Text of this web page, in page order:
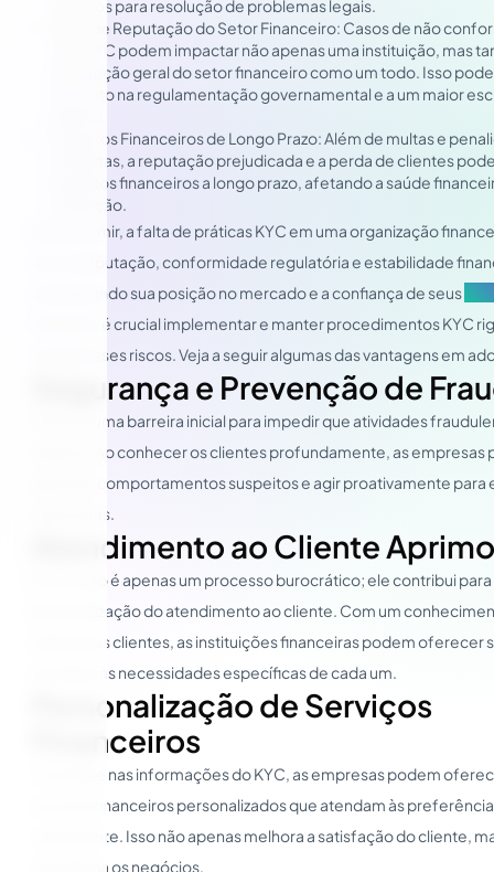
recursos para resolução de problemas legais.
Risco de Reputação do Setor Financeiro: Casos de não
com KYC podem impactar não apenas uma instituição, mas
percepção geral do setor financeiro como um todo. Isso
aumento na regulamentação governamental e a um maior
Impactos Financeiros de Longo Prazo: Além de multas e
imediatas, a reputação prejudicada e a perda de clientes
impactos financeiros a longo prazo, afetando a saúde
instituição.
Para resumir, a falta de práticas KYC em uma organização
risco a reputação, conformidade regulatória e estabilidade
prejudicando sua posição no mercado e a confiança de seus
Portanto, é crucial implementar e manter procedimentos KYC
mitigar esses riscos. Veja a seguir algumas das vantagens em
Segurança e Prevenção de
O KYC é uma barreira inicial para impedir que atividades
sistema. Ao conhecer os clientes profundamente, as empresas
detectar comportamentos suspeitos e agir proativamente para
financeiras.
Atendimento ao Cliente
O KYC não é apenas um processo burocrático; ele contribui para
personalização do atendimento ao cliente. Com um
sobre seus clientes, as instituições financeiras podem oferecer
atendam às necessidades específicas de cada um.
Personalização de Serviços
Financeiros
Com base nas informações do KYC, as empresas podem
serviços financeiros personalizados que atendam às
cada cliente. Isso não apenas melhora a satisfação do cliente,
impulsiona os negócios.